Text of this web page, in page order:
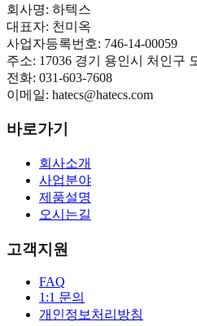
회사명: 하텍스
대표자: 천미옥
사업자등록번호: 746-14-00059
주소: 17036 경기 용인시 처인구
전화: 031-603-7608
이메일: hatecs@hatecs.com
바로가기
회사소개
사업분야
제품설명
오시는길
고객지원
FAQ
1:1 문의
개인정보처리방침